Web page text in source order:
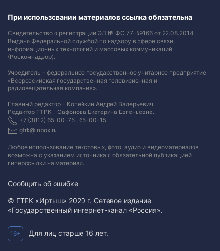
При использовании материалов ссылка обязательна
Свидетельство о регистрации ЭЛ № ФС 77-59166 от 22.08.2014.
Выдано Федеральной службой по надзору в сфере связи,
информационных технологий и массовых коммуникаций
(Роскомнадзор).
Учредитель - федеральное государственное унитарное предприятие
«Всероссийская государственная телевизионная и
радиовещательная компания».
Главный редактор - Копейкин Андрей Валерьевич.
Редактор ГТРК - Сафонова Екатерина Евгеньевна.
+7 (3812) 65-00-75 , 65-00-15.
gtrk@inbox.ru
Любое использование текстовых, фото, аудио и видеоматериалов
возможна с указанием источника с обязательной публикацией
гиперссылки на материал.
Сообщить об ошибке
© ГТРК «Иртыш» 2020 г. Сетевое издание
«Государственный интернет-канал «Россия».
16+ Для лиц старше 16 лет.